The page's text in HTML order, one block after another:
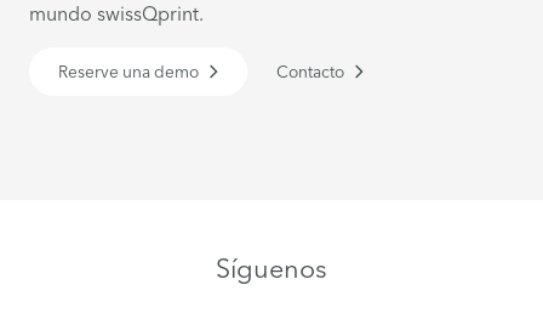
mundo swissQprint.
Reserve una demo Contacto
Síguenos